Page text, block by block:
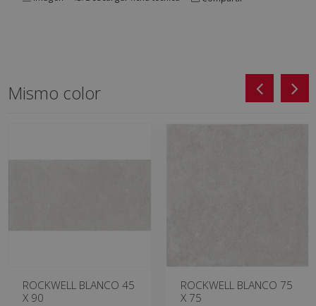
Mismo color
ROCKWELL BLANCO 45
X 90
ROCKWELL BLANCO 75
X 75